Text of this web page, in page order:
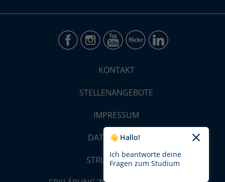
KONTAKT
STELLENANGEBOTE
IMPRESSUM
DATENSCHUTZ
STRUKTUR-MAP
👋 Hallo!
Ich beantworte deine
Fragen zum Studium